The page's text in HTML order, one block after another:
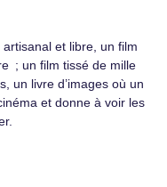
et libre, un film
; un film tissé de mille
un livre d’images où un
et donne à voir les